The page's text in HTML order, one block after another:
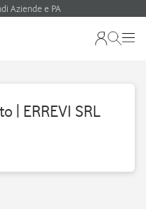
Aziende e PA
| ERREVI SRL